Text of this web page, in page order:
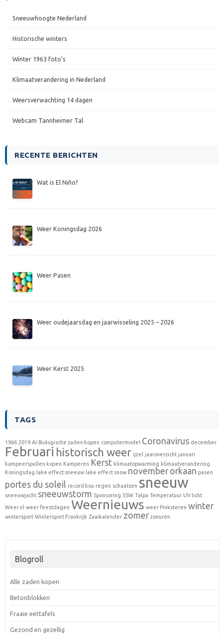
Sneeuwhoogte Nederland
Historische winters
Winter 1963 foto’s
Klimaatverandering in Nederland
Weersverwachting 14 dagen
Webcam Tannheimer Tal
RECENTE BERICHTEN
Wat is El Niño?
Weer Koningsdag 2026
Weer Pasen
Weer oudejaarsdag en jaarwisseling 2025 – 2026
Weer Kerst 2025
TAGS
1966 2019 AI Biologische zaden kopen computermodel Coronavirus december
Februari historisch weer ijzel jaaroverzicht januari
kampeerspullen kopen Kamperen Kerst klimaatopwarming klimaatverandering
Koningsdag
lake effect sneeuw lake effect snow november orkaan pasen
portes du soleil record kou regen schaatsen sneeuw
sneeuwjacht sneeuwstorm Sponsoring SSW Talpa Temperatuur UV licht
Weer.nl weer feestdagen Weernieuws weer Pinksteren winter
wintersport Wintersport Frankrijk Zaaikalender zomer zonuren
Blogroll
Alle zaden kopen
Betonblokken
Fraaie eettafels
Gezond en gezellig